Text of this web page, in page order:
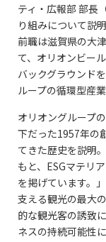
ティ・広報部 部長
り組みについて説
前職は滋賀県の大
て、オリオンビー
バックグラウンド
ループの循環型産
オリオングループ
下だった1957年の
てきた歴史を説明
もと、ESGマテリ
を掲げています。
支える観光の最大
的な観光客の誘致
ネスの持続可能性